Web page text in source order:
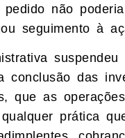
não
seguimento à
conclusão das
que as
prática